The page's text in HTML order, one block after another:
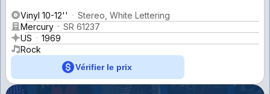
Vinyl 10-12''
Stereo, White Lettering
Mercury
SR 61237
US
1969
Rock
Vérifier le prix